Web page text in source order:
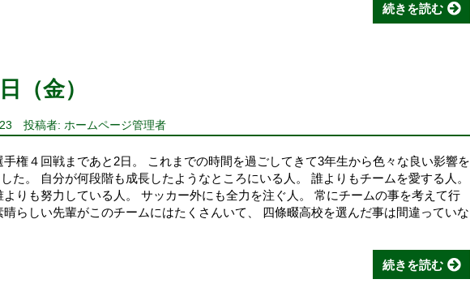
続きを読む
（金）
投稿者: ホームページ管理者
手権４回戦まであと2日。 これまでの時間を過ごしてきて3年生から色々な良い影響を
た。 自分が何段階も成長したようなところにいる人。 誰よりもチームを愛する人。
りも努力している人。 サッカー外にも全力を注ぐ人。 常にチームの事を考えて行
らしい先輩がこのチームにはたくさんいて、 四條畷高校を選んだ事は間違っていな
続きを読む